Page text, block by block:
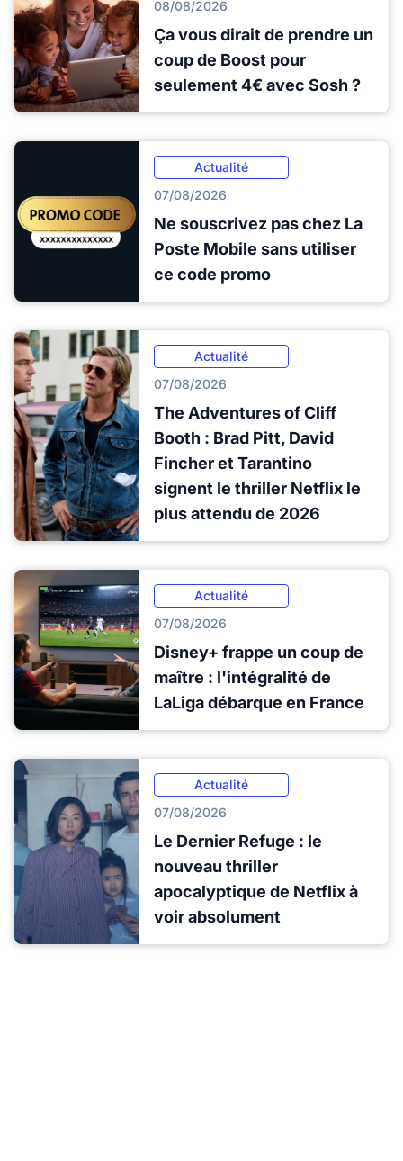
08/08/2026
Ça vous dirait de prendre un
coup de Boost pour
seulement 4€ avec Sosh ?
Actualité
07/08/2026
Ne souscrivez pas chez La
Poste Mobile sans utiliser
ce code promo
Actualité
07/08/2026
The Adventures of Cliff
Booth : Brad Pitt, David
Fincher et Tarantino
signent le thriller Netflix le
plus attendu de 2026
Actualité
07/08/2026
Disney+ frappe un coup de
maître : l'intégralité de
LaLiga débarque en France
Actualité
07/08/2026
Le Dernier Refuge : le
nouveau thriller
apocalyptique de Netflix à
voir absolument